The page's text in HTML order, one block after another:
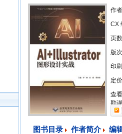
作
CX
页
版
印
定
查
勘
图书目录 作者简介 编